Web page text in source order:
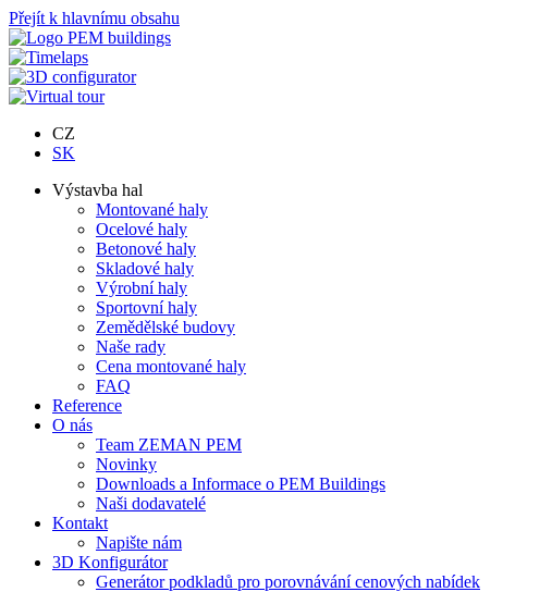
Přejít k hlavnímu obsahu
CZ
SK
Výstavba hal
Montované haly
Ocelové haly
Betonové haly
Skladové haly
Výrobní haly
Sportovní haly
Zemědělské budovy
Naše rady
Cena montované haly
FAQ
Reference
O nás
Team ZEMAN PEM
Novinky
Downloads a Informace o PEM Buildings
Naši dodavatelé
Kontakt
Napište nám
3D Konfigurátor
Generátor podkladů pro porovnávání cenových nabídek